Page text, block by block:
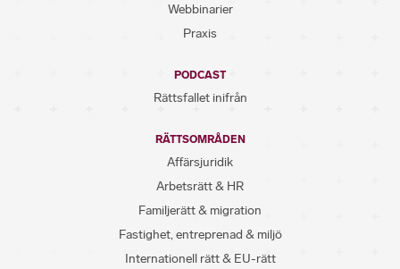
Webbinarier
Praxis
PODCAST
Rättsfallet inifrån
RÄTTSOMRÅDEN
Affärsjuridik
Arbetsrätt & HR
Familjerätt & migration
Fastighet, entreprenad & miljö
Internationell rätt & EU-rätt